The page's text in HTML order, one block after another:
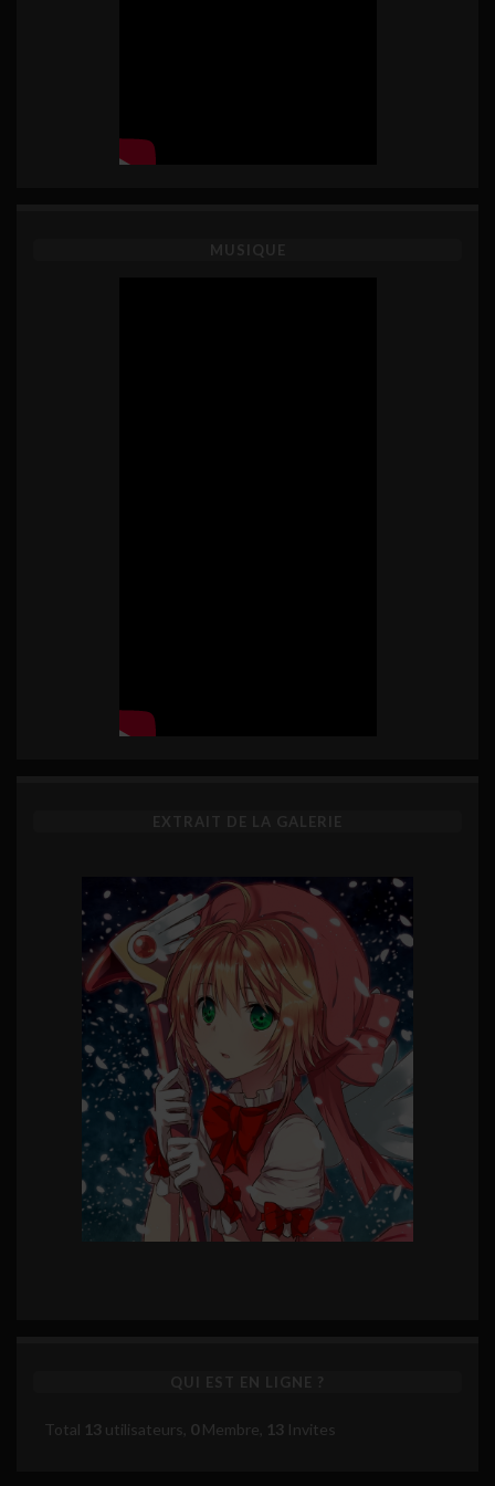
MUSIQUE
EXTRAIT DE LA GALERIE
QUI EST EN LIGNE ?
Total 13 utilisateurs, 0 Membre, 13 Invites